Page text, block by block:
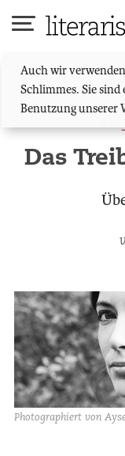
Auch wir
Schlimmes. Sie
Benutzung unserer
Das
Photographiert von